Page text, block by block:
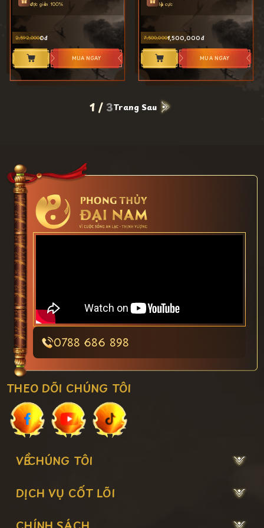
được giảm 100%
2,592,0000
MUA NGAY
lập cực
7,500,0001,500,000
MUA NGAY
1/ 3Trang Sau
0788 686 898
THEO DÕI CHÚNG TÔI
VỀ CHÚNG TÔI
DỊCH VỤ CỐT LÕI